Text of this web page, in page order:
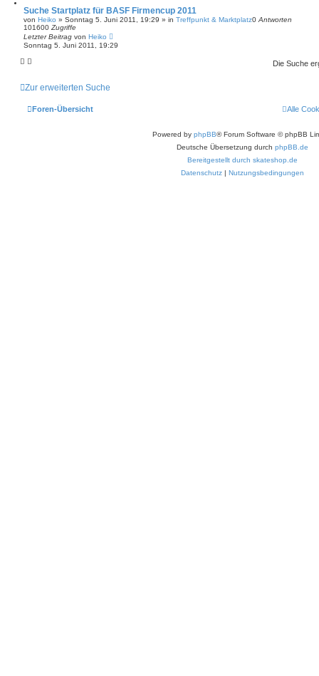
Suche Startplatz für BASF Firmencup 2011
von Heiko » Sonntag 5. Juni 2011, 19:29 » in Treffpunkt & Marktplatz0 Antworten
101600 Zugriffe
Letzter Beitrag von Heiko
Sonntag 5. Juni 2011, 19:29
Die Suche
Zur erweiterten Suche
Foren-Übersicht Alle
Powered by phpBB® Forum Software © phpBB
Deutsche Übersetzung durch phpBB.de
Bereitgestellt durch skateshop.de
Datenschutz | Nutzungsbedingungen